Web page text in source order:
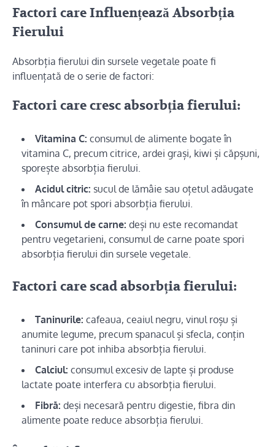
Factori care Influențează Absorbția
Fierului
Absorbția fierului din sursele vegetale poate fi
influențată de o serie de factori:
Factori care cresc absorbția fierului:
Vitamina C: consumul de alimente bogate în
vitamina C, precum citrice, ardei grași, kiwi și căpșuni,
sporește absorbția fierului.
Acidul citric: sucul de lămâie sau oțetul adăugate
în mâncare pot spori absorbția fierului.
Consumul de carne: deși nu este recomandat
pentru vegetarieni, consumul de carne poate spori
absorbția fierului din sursele vegetale.
Factori care scad absorbția fierului:
Taninurile: cafeaua, ceaiul negru, vinul roșu și
anumite legume, precum spanacul și sfecla, conțin
taninuri care pot inhiba absorbția fierului.
Calciul: consumul excesiv de lapte și produse
lactate poate interfera cu absorbția fierului.
Fibră: deși necesară pentru digestie, fibra din
alimente poate reduce absorbția fierului.